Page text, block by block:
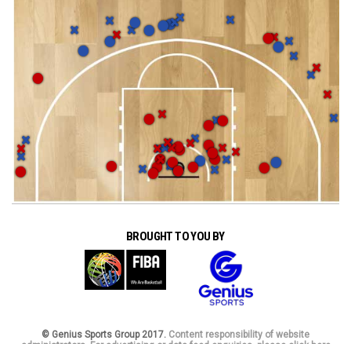
BROUGHT TO YOU BY
© Genius Sports Group 2017. Content responsibility of website